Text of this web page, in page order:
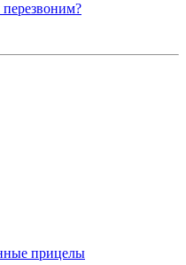
прицелы